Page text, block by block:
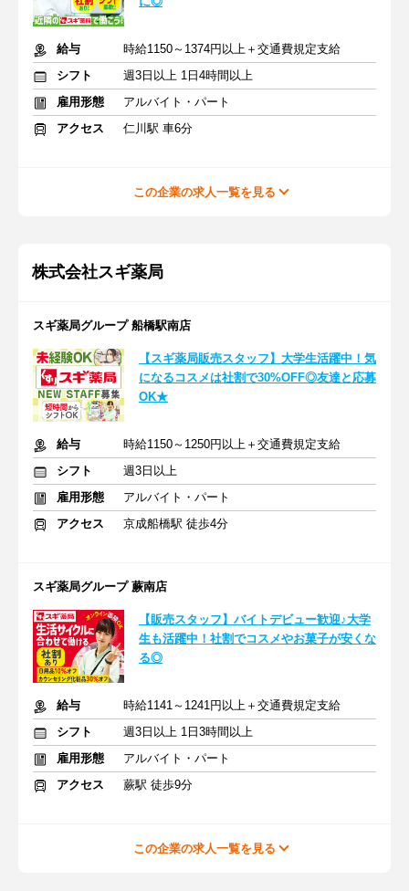
給与
時給1150～1374円以上＋交通費規定支給
シフト
週3日以上 1日4時間以上
雇用形態
アルバイト・パート
アクセス
仁川駅 車6分
この企業の求人一覧を見る
株式会社スギ薬局
スギ薬局グループ 船橋駅南店
【スギ薬局販売スタッフ】大学生活躍中！気
になるコスメは社割で30%OFF◎友達と応募
OK★
給与
時給1150～1250円以上＋交通費規定支給
シフト
週3日以上
雇用形態
アルバイト・パート
アクセス
京成船橋駅 徒歩4分
スギ薬局グループ 蕨南店
【販売スタッフ】バイトデビュー歓迎♪大学
生も活躍中！社割でコスメやお菓子が安くな
る◎
給与
時給1141～1241円以上＋交通費規定支給
シフト
週3日以上 1日3時間以上
雇用形態
アルバイト・パート
アクセス
蕨駅 徒歩9分
この企業の求人一覧を見る